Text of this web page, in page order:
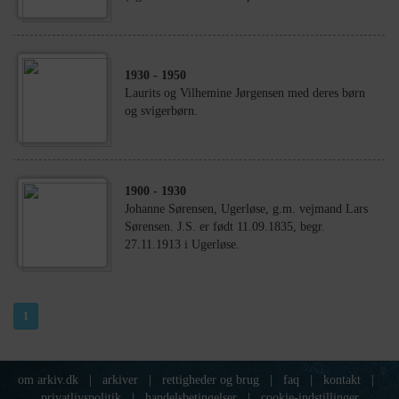
1930 - 1950
Laurits og Vilhemine Jørgensen med deres børn
og svigerbørn.
1900 - 1930
Johanne Sørensen, Ugerløse, g.m. vejmand Lars
Sørensen. J.S. er født 11.09.1835, begr.
27.11.1913 i Ugerløse.
1
om arkiv.dk arkiver rettigheder og brug faq kontakt